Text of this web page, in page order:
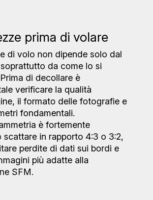
prima di volare
di volo non dipende solo dal
da come lo si
di decollare è
verificare la qualità
il formato delle fotografie e
fondamentali.
è fortemente
scattare in rapporto 4:3 o 3:2,
perdite di dati sui bordi e
più adatte alla
SFM.